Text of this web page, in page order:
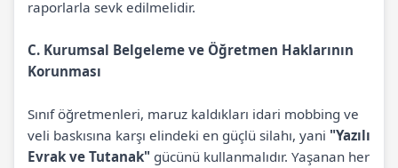
raporlarla sevk edilmelidir.
C. Kurumsal Belgeleme ve Öğretmen Haklarının
Korunması
Sınıf öğretmenleri, maruz kaldıkları idari mobbing ve
veli baskısına karşı elindeki en güçlü silahı, yani "Yazılı
Evrak ve Tutanak" gücünü kullanmalıdır. Yaşanan her